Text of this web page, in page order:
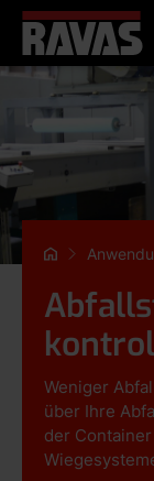
Weniger
über Ihre
der